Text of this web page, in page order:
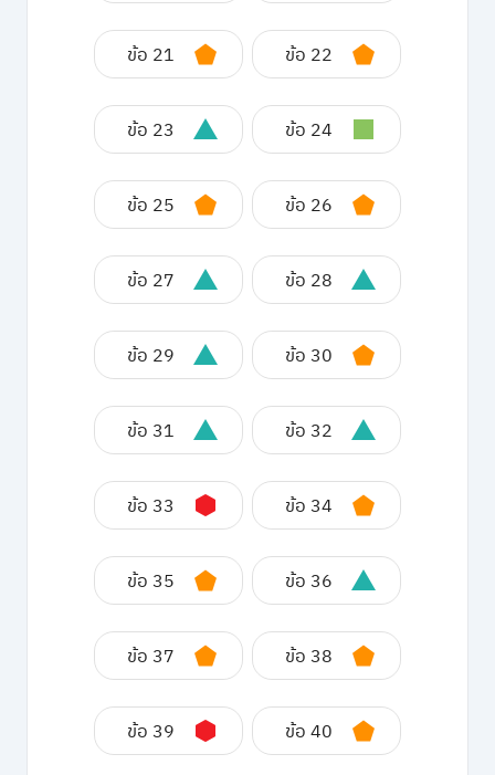
ข้อ 21 ข้อ 22
ข้อ 23 ข้อ 24
ข้อ 25 ข้อ 26
ข้อ 27 ข้อ 28
ข้อ 29 ข้อ 30
ข้อ 31 ข้อ 32
ข้อ 33 ข้อ 34
ข้อ 35 ข้อ 36
ข้อ 37 ข้อ 38
ข้อ 39 ข้อ 40